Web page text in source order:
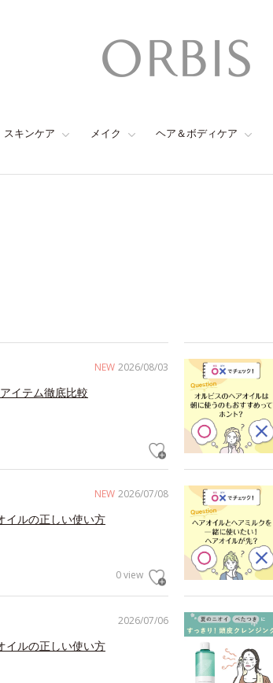
スキンケア メイク ヘア＆ボディケア
NEW 2026/08/03
イテム徹底比較
NEW 2026/07/08
イルの正しい使い方
0 view
2026/07/06
イルの正しい使い方